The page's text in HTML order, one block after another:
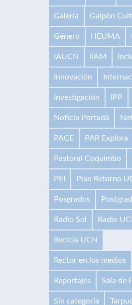
Galería Galpón
Género HEUMA
IAUCN IIAM
Innovación
Investigación IPP
Noticia Portada
PACE PAR Explora
Pastoral Coquimbo
PEI Plan Retorno
Posgrados
Radio Sol Radio
Recicla UCN
Rector en los medios
Reportajes Sala de
Sin categoría